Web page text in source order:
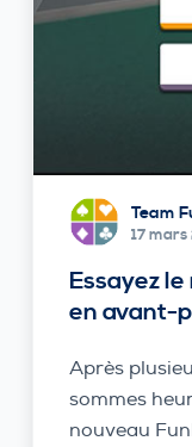
Team
17 mars
Essayez
en avant-
Après
sommes
nouveau